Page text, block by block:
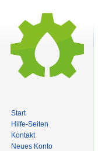
Start
Hilfe-Seiten
Kontakt
Neues Konto